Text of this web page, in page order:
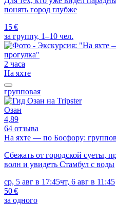
понять город глубже
15 €
за группу, 1–10 чел.
2 часа
На яхте
групповая
Озан
4,89
64 отзыва
На яхте — по Босфору:
Сбежать от городской суеты,
волн и увидеть Стамбул с воды
ср, 5 авг в 17:45чт, 6 авг в 11:45
50 €
за одного